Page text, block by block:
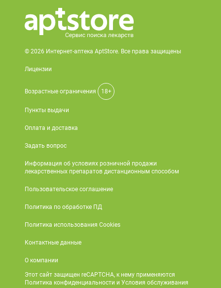
© 2026 Интернет-аптека AptStore. Все права защищены
Лицензии
Возрастные ограничения 18+
Пункты выдачи
Оплата и доставка
Задать вопрос
Информация об условиях розничной продажи
лекарственных препаратов дистанционным способом
Пользовательское соглашение
Политика по обработке ПД
Политика использования Cookies
Контактные данные
О компании
Этот сайт защищен reCAPTCHA, к нему применяются
Политика конфиденциальности и Условия обслуживания